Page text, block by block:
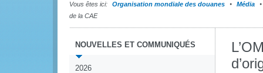
Vous êtes ici: Organisation mondiale des douanes
Média
de la CAE
NOUVELLES ET COMMUNIQUÉS
2026